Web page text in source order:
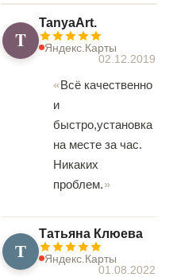
T
TanyaArt.
Яндекс.Карты
02.12.2019
Всё качественно
и
быстро,установка
на месте за час.
Никаких
проблем.
Т
Татьяна Клюева
Яндекс.Карты
01.08.2022